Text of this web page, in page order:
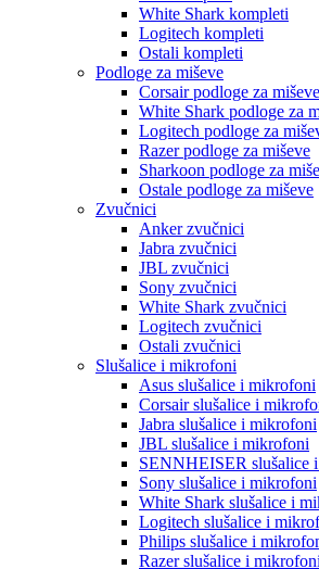
White Shark kompleti
Logitech kompleti
Ostali kompleti
Podloge za miševe
Corsair podloge za miševe
White Shark podloge za
Logitech podloge za
Razer podloge za miševe
Sharkoon podloge za
Ostale podloge za miševe
Zvučnici
Anker zvučnici
Jabra zvučnici
JBL zvučnici
Sony zvučnici
White Shark zvučnici
Logitech zvučnici
Ostali zvučnici
Slušalice i mikrofoni
Asus slušalice i mikrofoni
Corsair slušalice i
Jabra slušalice i mikrofoni
JBL slušalice i mikrofoni
SENNHEISER slušalice
Sony slušalice i mikrofoni
White Shark slušalice i
Logitech slušalice i
Philips slušalice i
Razer slušalice i mikrofoni